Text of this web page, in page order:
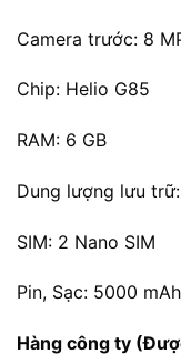
Camera trước: 8
Chip: Helio G85
RAM: 6 GB
Dung lượng lưu
SIM: 2 Nano SIM
Pin, Sạc: 5000 mAh
Hàng công ty